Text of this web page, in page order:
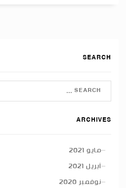
SEARCH
ARCHIVES
مايو 2021
أبريل 2021
نوفمبر 2020